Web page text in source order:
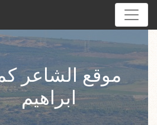
موقع الشاعر
ابراهيم